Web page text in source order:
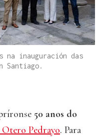
na inauguración das
Santiago.
50 anos do
Pedrayo. Para